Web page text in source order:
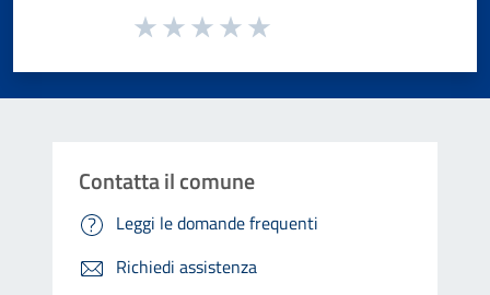
Valuta da 1 a 5 stelle la pagina
Contatta il comune
Leggi le domande frequenti
Richiedi assistenza